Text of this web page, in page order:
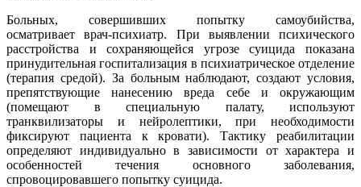
Больных, совершивших попытку самоубийства,
осматривает врач-психиатр. При выявлении психического
расстройства и сохраняющейся угрозе суицида показана
принудительная госпитализация в психиатрическое отделение
(терапия средой). За больным наблюдают, создают условия,
препятствующие нанесению вреда себе и окружающим
(помещают в специальную палату, используют
транквилизаторы и нейролептики, при необходимости
фиксируют пациента к кровати). Тактику реабилитации
определяют индивидуально в зависимости от характера и
особенностей течения основного заболевания,
спровоцировавшего попытку суицида.